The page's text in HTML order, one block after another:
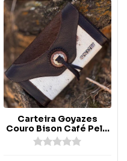
Carteira Goyazes
Couro Bison Café Pelo
Marrom e Off - C-2630